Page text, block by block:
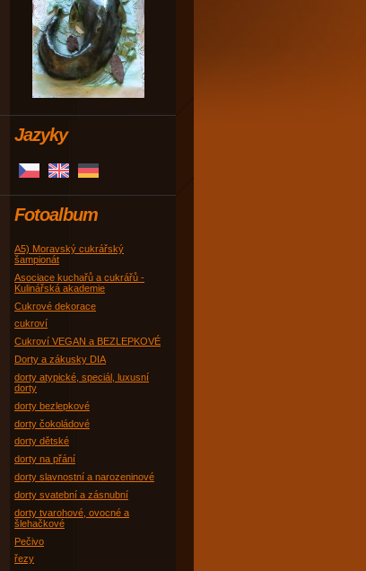
Jazyky
Fotoalbum
A5) Moravský cukrářský
šampionát
Asociace kuchařů a cukrářů -
Kulinářská akademie
Cukrové dekorace
cukroví
Cukroví VEGAN a BEZLEPKOVÉ
Dorty a zákusky DIA
dorty atypické, speciál, luxusní
dorty
dorty bezlepkové
dorty čokoládové
dorty dětské
dorty na přání
dorty slavnostní a narozeninové
dorty svatební a zásnubní
dorty tvarohové, ovocné a
šlehačkové
Pečivo
řezy